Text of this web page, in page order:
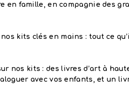
en famille, en compagnie des
kits clés en mains : tout ce
nos kits : des livres d’art à
avec vos enfants, et un